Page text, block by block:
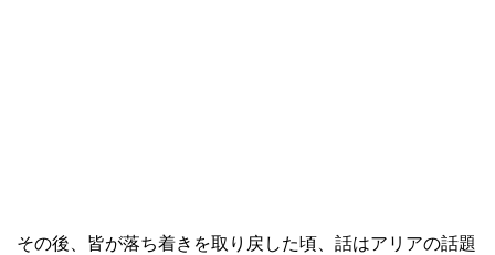
その後、皆が落ち着きを取り戻した頃、話はアリアの話題